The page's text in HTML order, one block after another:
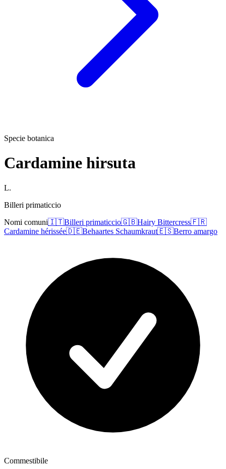
Specie botanica
Cardamine hirsuta
L.
Billeri primaticcio
Nomi comuni🇮🇹Billeri primaticcio🇬🇧Hairy Bittercress🇫🇷
Cardamine hérissée🇩🇪Behaartes Schaumkraut🇪🇸Berro amargo
Commestibile